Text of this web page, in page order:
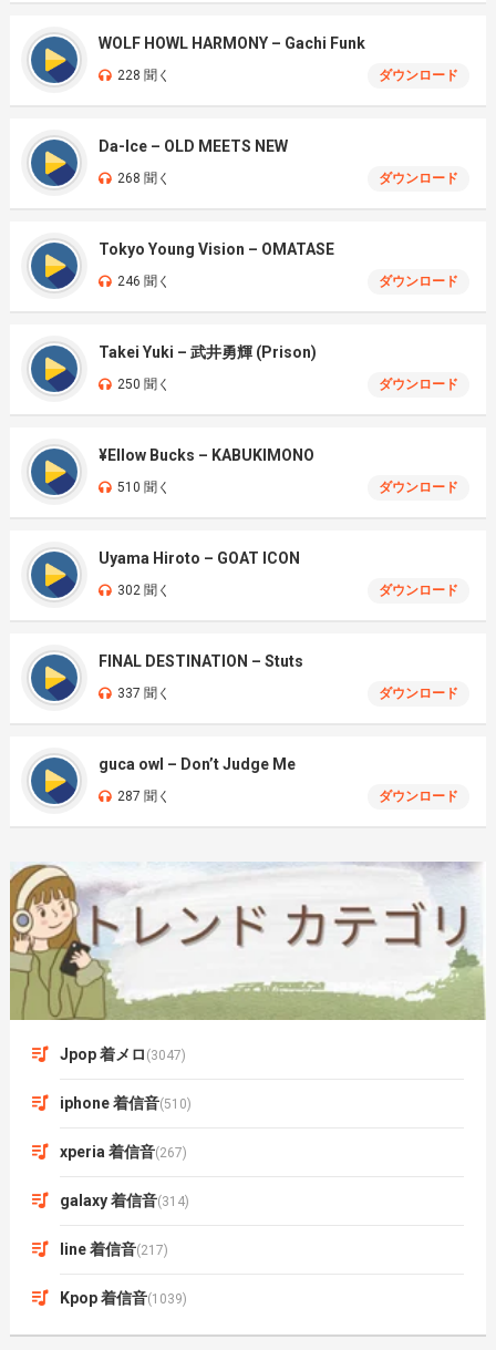
WOLF HOWL HARMONY – Gachi Funk
228 聞く ダウンロード
Da-Ice – OLD MEETS NEW
268 聞く ダウンロード
Tokyo Young Vision – OMATASE
246 聞く ダウンロード
Takei Yuki – 武井勇輝 (Prison)
250 聞く ダウンロード
¥Ellow Bucks – KABUKIMONO
510 聞く ダウンロード
Uyama Hiroto – GOAT ICON
302 聞く ダウンロード
FINAL DESTINATION – Stuts
337 聞く ダウンロード
guca owl – Don’t Judge Me
287 聞く ダウンロード
Jpop 着メロ (3047)
iphone 着信音(510)
xperia 着信音(267)
galaxy 着信音(314)
line 着信音(217)
Kpop 着信音(1039)